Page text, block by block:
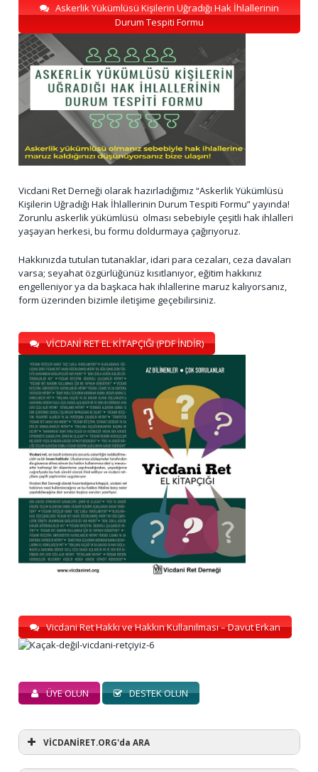
Askerlik Yükümlüsü Kişilerin Uğradığı Hak İhlallerinin
Durum Tespiti Formu
Vicdani Ret Derneği olarak hazırladığımız “Askerlik Yükümlüsü
Kişilerin Uğradığı Hak İhlallerinin Durum Tespiti Formu” yayında!
Zorunlu askerlik yükümlüsü olması sebebiyle çeşitli hak ihlalleri
yaşayan herkesi, bu formu doldurmaya çağırıyoruz.
Hakkınızda tutulan tutanaklar, idari para cezaları, ceza davaları
varsa; seyahat özgürlüğünüz kısıtlanıyor, eğitim hakkınız
engelleniyor ya da başkaca hak ihlallerine maruz kalıyorsanız,
form üzerinden bizimle iletişime geçebilirsiniz.
VİCDANİ RET EL KİTAPÇIĞI (PDF İNDİR)
Vicdani Ret Hakkı ve Hakkın Kullanılması – Davut Erkan
ÜYE OLUN DESTEK OLUN
VİCDANİRET.ORG'da ARA